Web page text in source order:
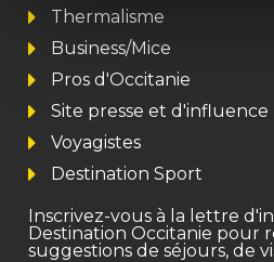
Thermalisme
Business/Mice
Pros d'Occitanie
Site presse et d'influence
Voyagistes
Destination Sport
Inscrivez-vous à la lettre
Destination Occitanie pour
suggestions de séjours, de